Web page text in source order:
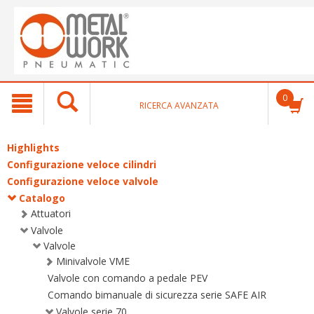
text.skipToContent
text.skipToNavigation
RICERCA AVANZATA
0
Highlights
Configurazione veloce cilindri
Configurazione veloce valvole
Catalogo
Attuatori
Valvole
Valvole
Minivalvole VME
Valvole con comando a pedale PEV
Comando bimanuale di sicurezza serie SAFE AIR